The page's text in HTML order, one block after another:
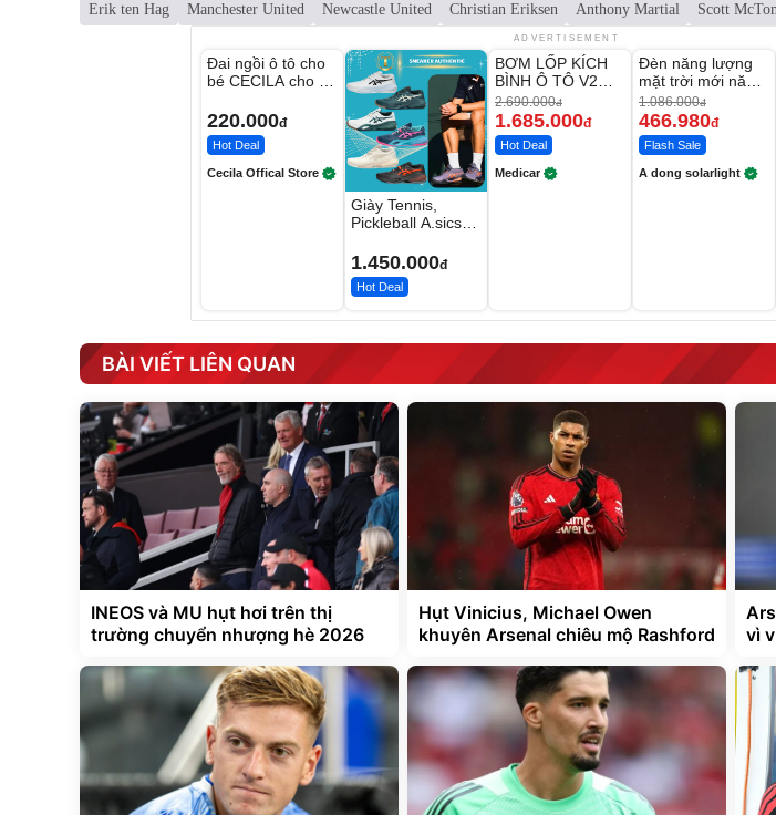
Erik ten Hag Manchester United Newcastle United Christian Eriksen Anthony Martial Scott
ADVERTISEMENT
Đai ngồi ô tô cho
bé CECILA cho bé
220.000đ
Hot Deal
Cecila Offical Store
Giày Tennis,
Pickleball A.sics
Các Phối Màu
1.450.000đ
Hot Deal
-37%
Unmute
BƠM LỐP KÍCH
BÌNH Ô TÔ V2
4IN1 Medicar
12.000mAh
2.690.000đ
1.685.000đ
Hot Deal
Medicar
-56%
Đèn năng lượng
mặt trời mới năm
2026 có 120 viên
LED lớn
1.086.000đ
466.980đ
Flash Sale
A dong solarlight
BÀI VIẾT LIÊN QUAN
INEOS và MU hụt hơi trên thị
trường chuyển nhượng hè 2026
Hụt Vinicius, Michael Owen
khuyên Arsenal chiêu mộ Rashford
vì